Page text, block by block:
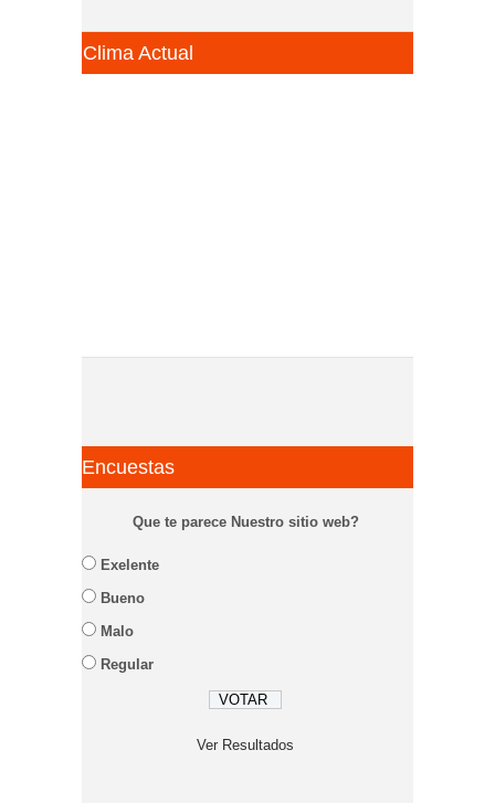
Clima Actual
Encuestas
Que te parece Nuestro sitio web?
Exelente
Bueno
Malo
Regular
Ver Resultados